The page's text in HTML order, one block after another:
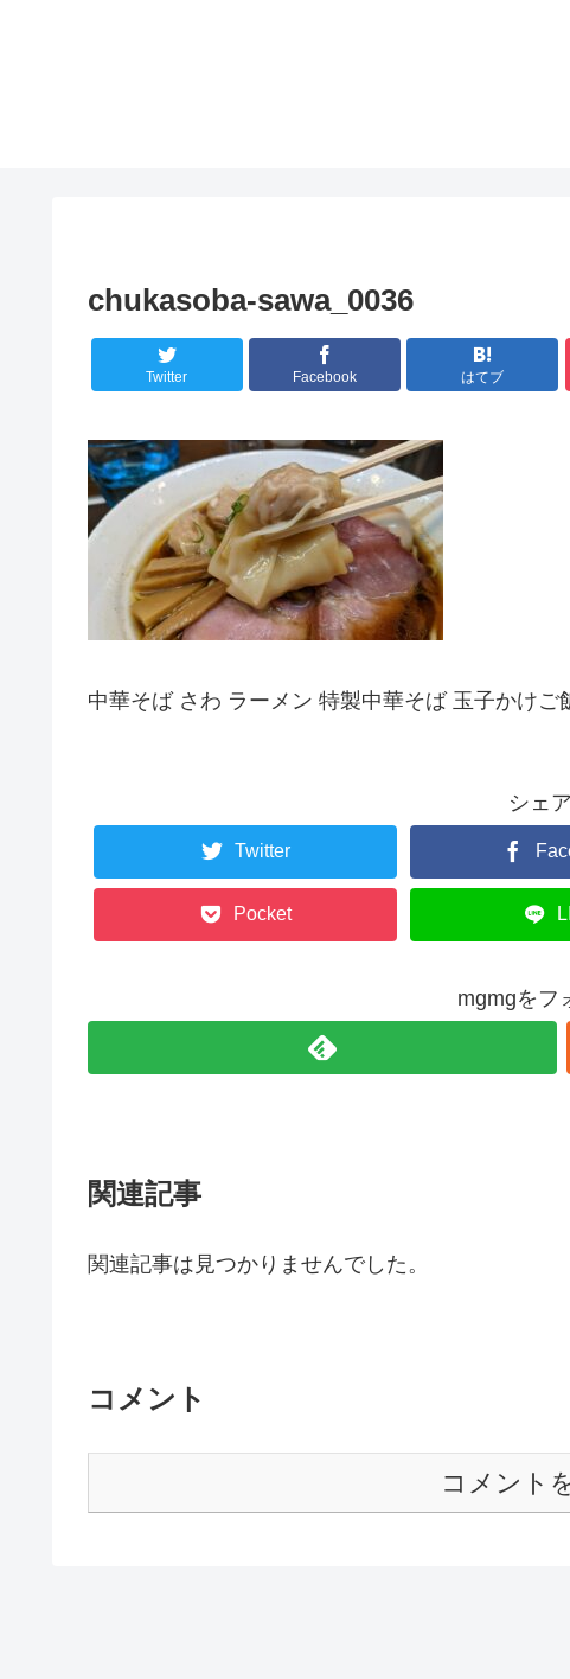
chukasoba-sawa_0036
Twitter Facebook はてブ
中華そば さわ ラーメン 特製中華そば 玉子かけ
シェ
Twitter
Pocket
mgmgをフ
関連記事
関連記事は見つかりませんでした。
コメント
コメント